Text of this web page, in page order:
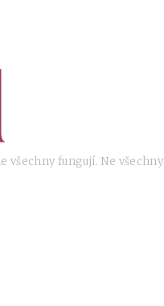
všechny fungují. Ne všechny